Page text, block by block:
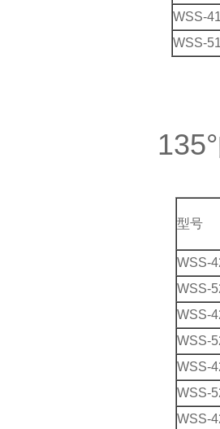
WSS-
WSS-
型号
WSS-
WSS-
WSS-
WSS-
WSS-
WSS-
WSS-